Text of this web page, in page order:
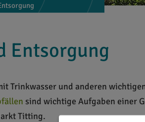
Entsorgung
Trinkwasser und anderen
sind wichtige Aufgaben einer
Titting.